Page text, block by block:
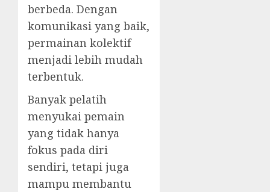
berbeda. Dengan
komunikasi yang baik,
permainan kolektif
menjadi lebih mudah
terbentuk.
Banyak pelatih
menyukai pemain
yang tidak hanya
fokus pada diri
sendiri, tetapi juga
mampu membantu